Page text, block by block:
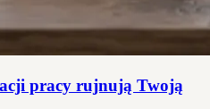
pracy rujnują Twoją